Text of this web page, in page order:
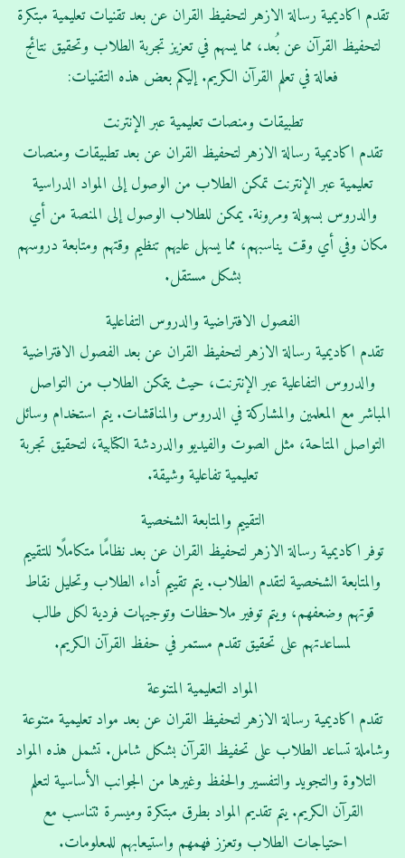
تقدم اكاديمية رسالة الازهر لتحفيظ القران عن بعد تقنيات تعليمية مبتكرة
لتحفيظ القرآن عن بُعد، مما يسهم في تعزيز تجربة الطلاب وتحقيق نتائج
فعالة في تعلم القرآن الكريم. إليكم بعض هذه التقنيات:
تطبيقات ومنصات تعليمية عبر الإنترنت
تقدم اكاديمية رسالة الازهر لتحفيظ القران عن بعد تطبيقات ومنصات
تعليمية عبر الإنترنت تمكن الطلاب من الوصول إلى المواد الدراسية
والدروس بسهولة ومرونة. يمكن للطلاب الوصول إلى المنصة من أي
مكان وفي أي وقت يناسبهم، مما يسهل عليهم تنظيم وقتهم ومتابعة دروسهم
بشكل مستقل.
الفصول الافتراضية والدروس التفاعلية
تقدم اكاديمية رسالة الازهر لتحفيظ القران عن بعد الفصول الافتراضية
والدروس التفاعلية عبر الإنترنت، حيث يتمكن الطلاب من التواصل
المباشر مع المعلمين والمشاركة في الدروس والمناقشات. يتم استخدام وسائل
التواصل المتاحة، مثل الصوت والفيديو والدردشة الكتابية، لتحقيق تجربة
تعليمية تفاعلية وشيقة.
التقييم والمتابعة الشخصية
توفر اكاديمية رسالة الازهر لتحفيظ القران عن بعد نظامًا متكاملًا للتقييم
والمتابعة الشخصية لتقدم الطلاب. يتم تقييم أداء الطلاب وتحليل نقاط
قوتهم وضعفهم، ويتم توفير ملاحظات وتوجيهات فردية لكل طالب
لمساعدتهم على تحقيق تقدم مستمر في حفظ القرآن الكريم.
المواد التعليمية المتنوعة
تقدم اكاديمية رسالة الازهر لتحفيظ القران عن بعد مواد تعليمية متنوعة
وشاملة تساعد الطلاب على تحفيظ القرآن بشكل شامل. تشمل هذه المواد
التلاوة والتجويد والتفسير والحفظ وغيرها من الجوانب الأساسية لتعلم
القرآن الكريم. يتم تقديم المواد بطرق مبتكرة وميسرة تتناسب مع
احتياجات الطلاب وتعزز فهمهم واستيعابهم للمعلومات.